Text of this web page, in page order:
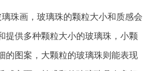
珠画，玻璃珠的颗粒大小和质感会
提供多种颗粒大小的玻璃珠，小颗
的图案，大颗粒的玻璃珠则能表现